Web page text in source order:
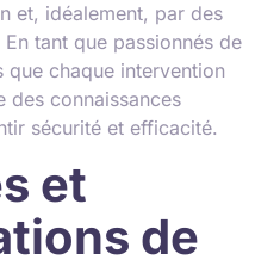
et, idéalement, par des
tant que passionnés de
que chaque intervention
des connaissances
sécurité et efficacité.
et
de